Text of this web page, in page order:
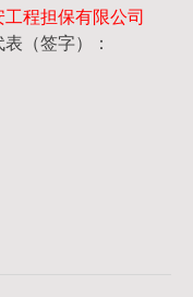
程担保有限公司
（签字）：